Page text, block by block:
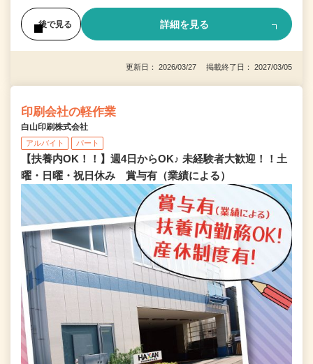
後で見る 詳細を見る
更新日： 2026/03/27 掲載終了日： 2027/03/05
印刷会社の軽作業
白山印刷株式会社
アルバイト パート
【扶養内OK！！】週4日からOK♪ 未経験者大歓迎！！土
曜・日曜・祝日休み 賞与有（業績による）